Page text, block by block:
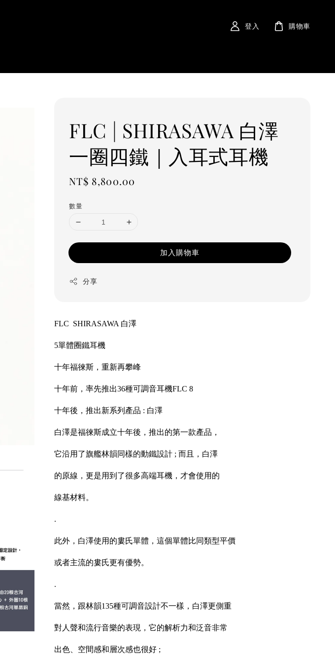
登入 購物車
FLC | SHIRASAWA 白澤
一圈四鐵｜入耳式耳機
Regular
NT$ 8,800.00
數量
加入購物車
分享
FLC SHIRASAWA 白澤
5單體圈鐵耳機
十年福徠斯，重新再攀峰
十年前，率先推出36種可調音耳機FLC 8
十年後，推出新系列產品 : 白澤
白澤是福徠斯成立十年後，推出的第一款產品，
它沿用了旗艦林韻同樣的動鐵設計 ; 而且，白澤
的原線，更是用到了很多高端耳機，才會使用的
線基材料。
.
此外，白澤使用的婁氏單體，這個單體比同類型平價
或者主流的婁氏更有優勢。
.
當然，跟林韻135種可調音設計不一樣，白澤更側重
對人聲和流行音樂的表現，它的解析力和泛音非常
出色、空間感和層次感也很好 ;